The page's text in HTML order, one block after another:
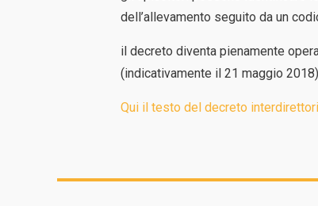
dell’allevamento seguito da un
il decreto diventa pienamente
(indicativamente il 21 maggio
Qui il testo del decreto